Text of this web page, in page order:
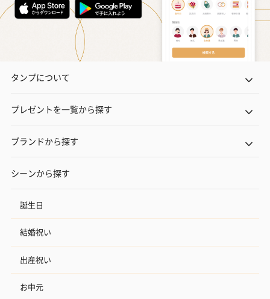
タンプについて
プレゼントを一覧から探す
ブランドから探す
シーンから探す
誕生日
結婚祝い
出産祝い
お中元